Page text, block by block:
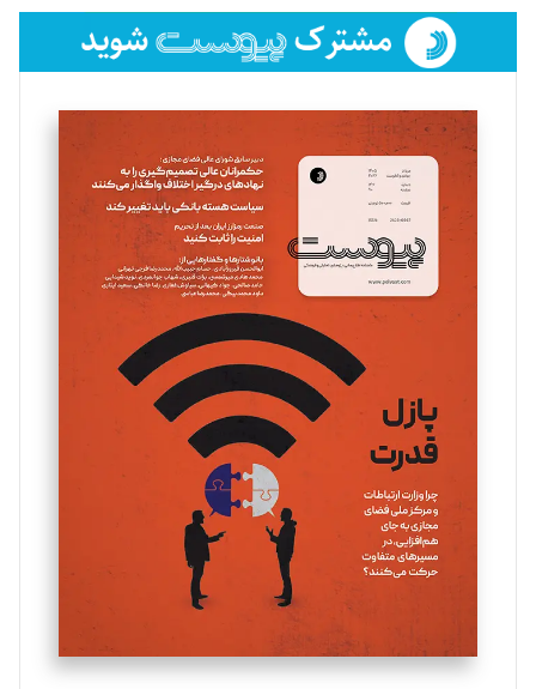
فائزه فتحی رستمی
تحریریه
سروش کرمیان
تحریریه
مینا پاکدل
یسنا امان‌پور
تحریریه
ملینا جعفری
تحریریه
مصطفی مسجدی آرانی
تحریریه